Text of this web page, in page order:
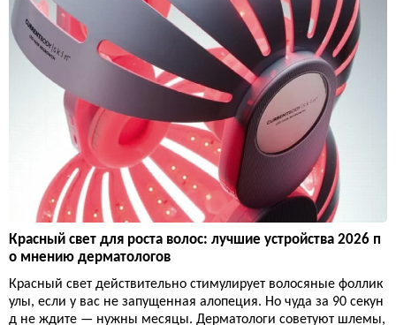
Красный свет для роста волос: лучшие устройства 2026 п
о мнению дерматологов
Красный свет действительно стимулирует волосяные фоллик
улы, если у вас не запущенная алопеция. Но чуда за 90 секун
д не ждите — нужны месяцы. Дерматологи советуют шлемы,